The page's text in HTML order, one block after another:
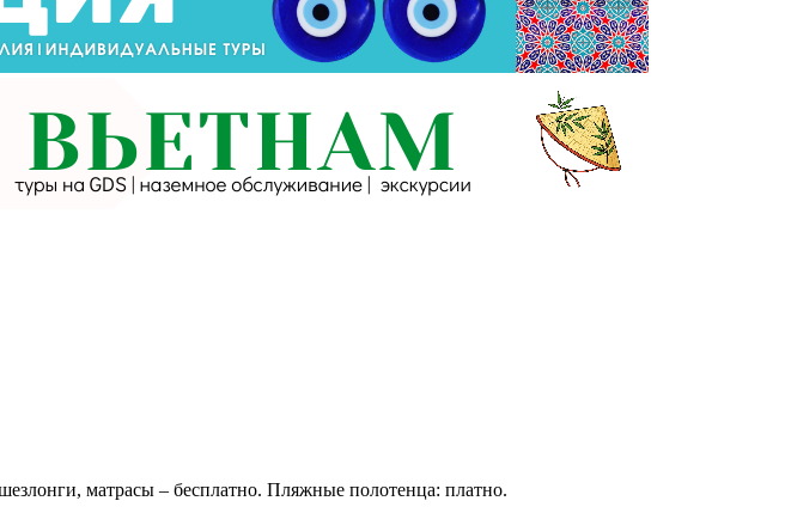
матрасы – бесплатно. Пляжные полотенца: платно.